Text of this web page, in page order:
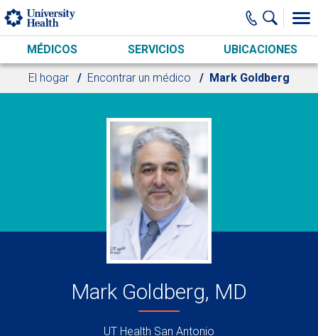
Skip to main content
MÉDICOS SERVICIOS UBICACIONES
El hogar Encontrar un médico Mark Goldberg
Mark Goldberg, MD
UT Health San Antonio